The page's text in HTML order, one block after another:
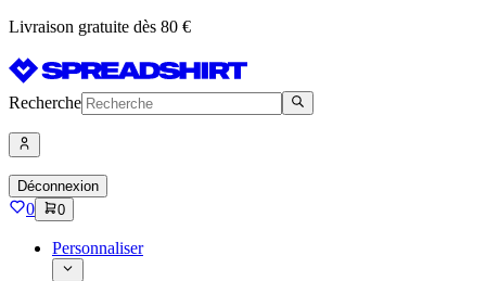
Livraison gratuite dès 80 €
Recherche
Déconnexion
0 0
Personnaliser